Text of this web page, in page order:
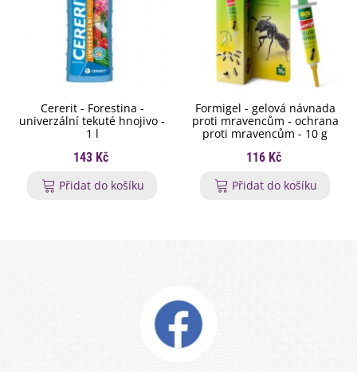
Cererit - Forestina -
univerzální tekuté hnojivo -
1 l
143 Kč
Přidat do košíku
Formigel - gelová návnada
proti mravencům - ochrana
proti mravencům - 10 g
116 Kč
Přidat do košíku